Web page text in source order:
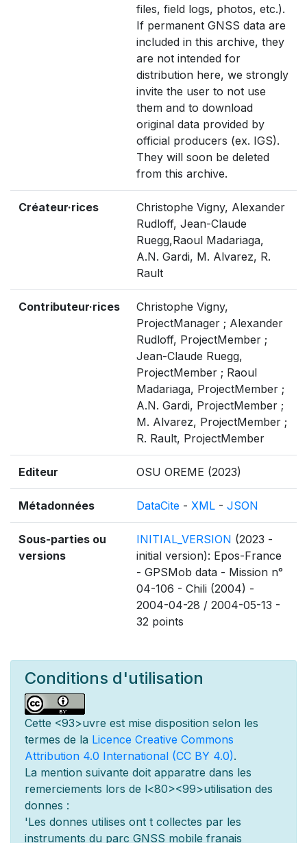
files, field logs, photos, etc.).
If permanent GNSS data are
included in this archive, they
are not intended for
distribution here, we strongly
invite the user to not use
them and to download
original data provided by
official producers (ex. IGS).
They will soon be deleted
from this archive.
Créateur·rices
Christophe Vigny, Alexander
Rudloff, Jean-Claude
Ruegg,Raoul Madariaga,
A.N. Gardi, M. Alvarez, R.
Rault
Contributeur·rices
Christophe Vigny,
ProjectManager ; Alexander
Rudloff, ProjectMember ;
Jean-Claude Ruegg,
ProjectMember ; Raoul
Madariaga, ProjectMember ;
A.N. Gardi, ProjectMember ;
M. Alvarez, ProjectMember ;
R. Rault, ProjectMember
Editeur OSU OREME (2023)
Métadonnées DataCite - XML - JSON
Sous-parties ou
versions
INITIAL_VERSION (2023 -
initial version): Epos-France
- GPSMob data - Mission n°
04-106 - Chili (2004) -
2004-04-28 / 2004-05-13 -
32 points
Conditions d'utilisation
Cette <93>uvre est mise disposition selon les
termes de la Licence Creative Commons
Attribution 4.0 International (CC BY 4.0).
La mention suivante doit apparatre dans les
remerciements lors de l<80><99>utilisation des
donnes :
'Les donnes utilises ont t collectes par les
instruments du parc GNSS mobile franais